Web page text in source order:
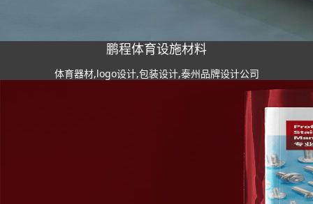
鹏程体育设施材料
体育器材,logo设计,包装设计,泰州品牌设计公司